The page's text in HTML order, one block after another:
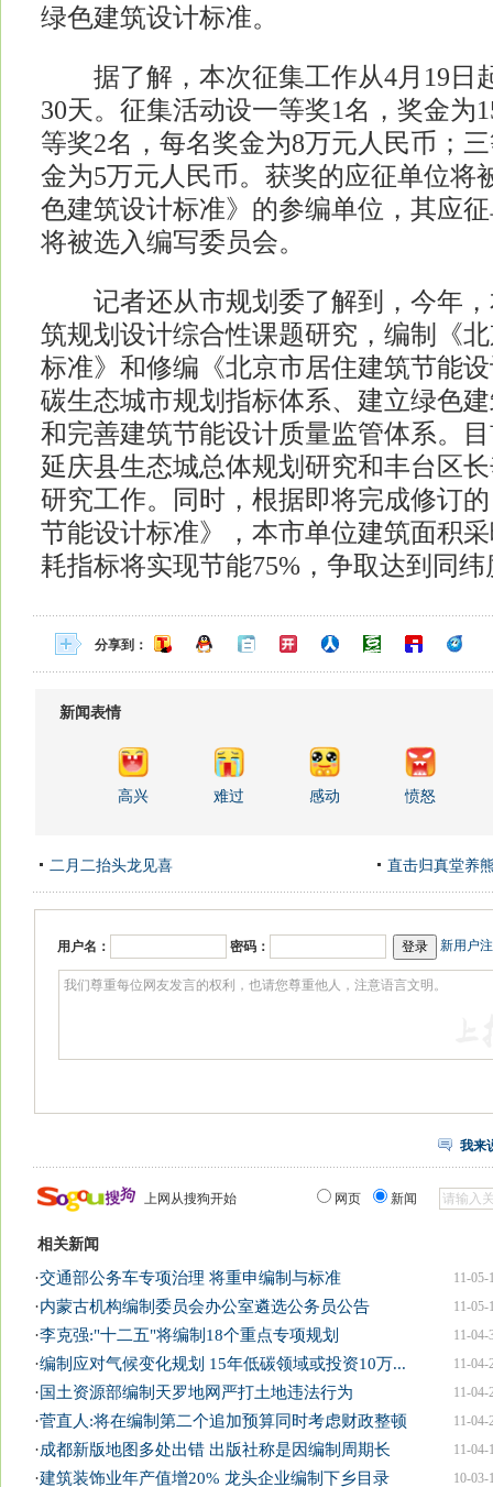
绿色建筑设计标准。
据了解，本次征集工作从4月19日
30天。征集活动设一等奖1名，奖金为
等奖2名，每名奖金为8万元人民币；
金为5万元人民币。获奖的应征单位将
色建筑设计标准》的参编单位，其应
将被选入编写委员会。
记者还从市规划委了解到，今年，
筑规划设计综合性课题研究，编制《
标准》和修编《北京市居住建筑节能
碳生态城市规划指标体系、建立绿色
和完善建筑节能设计质量监管体系。
延庆县生态城总体规划研究和丰台区
研究工作。同时，根据即将完成修订
节能设计标准》，本市单位建筑面积
耗指标将实现节能75%，争取达到同
分享到：
新闻表情
高兴 难过 感动 愤怒
二月二抬头龙见喜 直击归真堂养
用户名： 密码： 新用户
我来
上网从搜狗开始 网页 新闻
相关新闻
11-05-
·交通部公务车专项治理 将重申编制与标准
11-05-
·内蒙古机构编制委员会办公室遴选公务员公告
11-04-
·李克强:"十二五"将编制18个重点专项规划
11-04-
·编制应对气候变化规划 15年低碳领域或投资10万...
11-04-
· 国土资源部编制天罗地网严打土地违法行为
11-04-
·菅直人:将在编制第二个追加预算同时考虑财政整顿
11-04-
·成都新版地图多处出错 出版社称是因编制周期长
10-03-
·建筑装饰业年产值增20% 龙头企业编制下乡目录